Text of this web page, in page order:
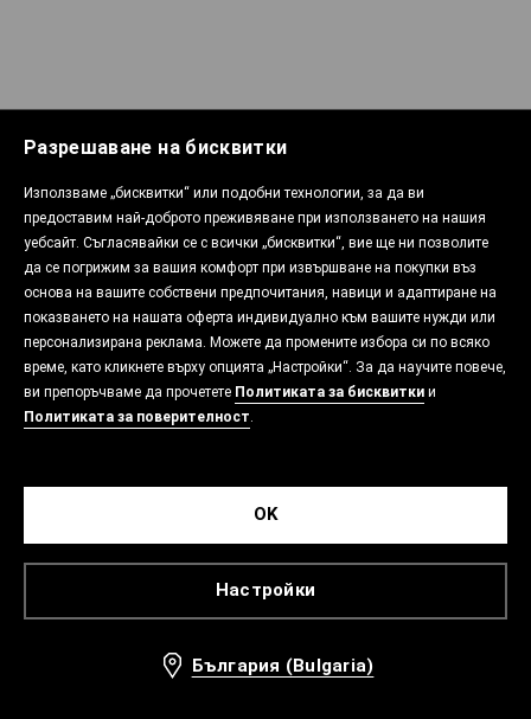
Разрешаване на бисквитки
Използваме „бисквитки“ или подобни технологии, за да ви
предоставим най-доброто преживяване при използването на нашия
уебсайт. Съгласявайки се с всички „бисквитки“, вие ще ни позволите
да се погрижим за вашия комфорт при извършване на покупки въз
основа на вашите собствени предпочитания, навици и адаптиране на
показването на нашата оферта индивидуално към вашите нужди или
персонализирана реклама. Можете да промените избора си по всяко
време, като кликнете върху опцията „Настройки“. За да научите повече,
ви препоръчваме да прочетете Политиката за бисквитки и
Политиката за поверителност.
Настройки
OK
България (Bulgaria)